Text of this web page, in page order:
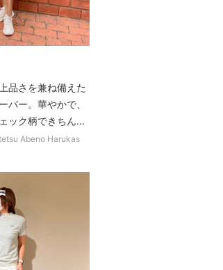
品さを兼ね備えた
バー。華やかで、
ック柄できちん...
Abeno Harukas